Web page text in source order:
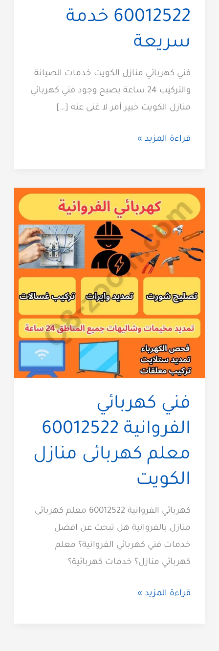
60012522 خدمة
سريعة
فني كهربائي منازل الكويت خدمات الصيانة
والتركيب 24 ساعة يصبح وجود فني كهربائي
منازل الكويت خبير أمر لا غنى عنه […]
فني
الكويت
24
ساعة
60012522
خدمة
سريعة
قراءة المزيد »
فني كهربائي
الفروانية 60012522
معلم كهربائى منازل
الكويت
كهربائي الفروانية 60012522 معلم كهربائى
منازل بالفروانية هل تبحث عن افضل
خدمات فني كهربائي الفروانية؟ معلم
كهربائي منازل؟ خدمات كهربائية؟
فني
قراءة المزيد »